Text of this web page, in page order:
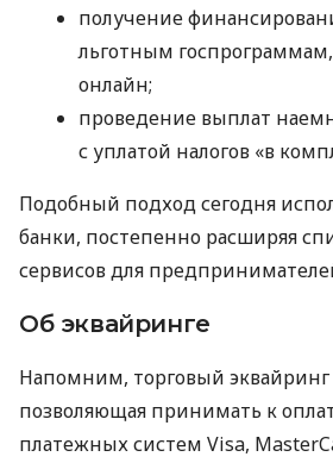
получение
льготным
онлайн;
проведение выплат
с уплатой налогов «в
Подобный подход сегодня
банки, постепенно расширяя
сервисов для
Об эквайринге
Напомним, торговый эквайринг
позволяющая принимать к
платежных систем Visa,